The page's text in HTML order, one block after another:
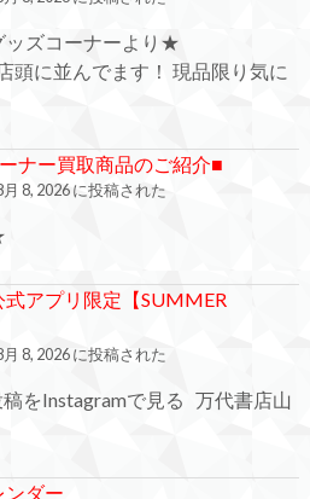
ズコーナーより★
頭に並んでます！ 現品限り気に
ナー買取商品のご紹介■
月 8, 2026 に投稿された
アプリ限定【SUMMER
月 8, 2026 に投稿された
をInstagramで見る 万代書店山
ンダー